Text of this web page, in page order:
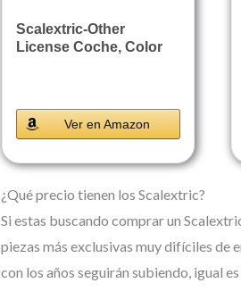
Scalextric-Other
License Coche, Color
Ver en Amazon
¿Qué precio tienen los Scalextric?
Si estas buscando comprar un
piezas más exclusivas muy difíciles de
con los años seguirán subiendo, igual